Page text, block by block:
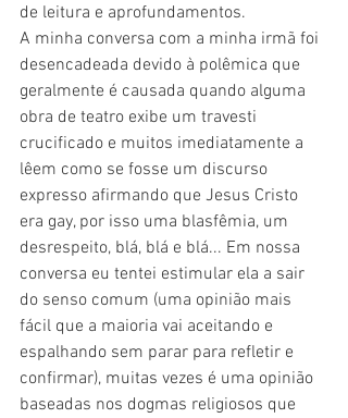
de leitura e aprofundamentos.
A minha conversa com a minha irmã foi
desencadeada devido à polêmica que
geralmente é causada quando alguma
obra de teatro exibe um travesti
crucificado e muitos imediatamente a
lêem como se fosse um discurso
expresso afirmando que Jesus Cristo
era gay, por isso uma blasfêmia, um
desrespeito, blá, blá e blá... Em nossa
conversa eu tentei estimular ela a sair
do senso comum (uma opinião mais
fácil que a maioria vai aceitando e
espalhando sem parar para refletir e
confirmar), muitas vezes é uma opinião
baseadas nos dogmas religiosos que